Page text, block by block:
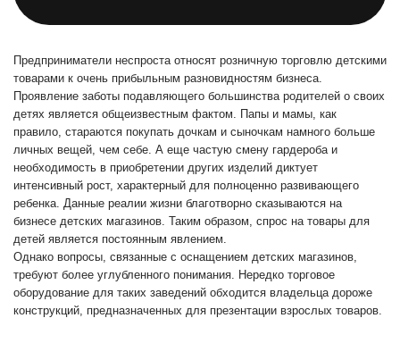
Предприниматели неспроста относят розничную торговлю детскими
товарами к очень прибыльным разновидностям бизнеса.
Проявление заботы подавляющего большинства родителей о своих
детях является общеизвестным фактом. Папы и мамы, как
правило, стараются покупать дочкам и сыночкам намного больше
личных вещей, чем себе. А еще частую смену гардероба и
необходимость в приобретении других изделий диктует
интенсивный рост, характерный для полноценно развивающего
ребенка. Данные реалии жизни благотворно сказываются на
бизнесе детских магазинов. Таким образом, спрос на товары для
детей является постоянным явлением.
Однако вопросы, связанные с оснащением детских магазинов,
требуют более углубленного понимания. Нередко торговое
оборудование для таких заведений обходится владельца дороже
конструкций, предназначенных для презентации взрослых товаров.